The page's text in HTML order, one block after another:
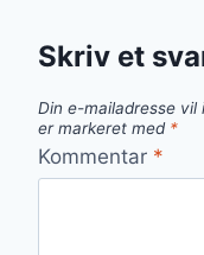
Skriv et
Din e-mailadresse vil
er markeret med *
Kommentar *